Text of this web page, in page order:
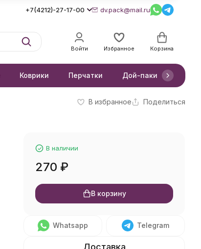
+7(4212)-27-17-00 dv.pack@mail.ru
Войти Избранное Корзина
Коврики Перчатки Дой-паки
В избранное Поделиться
В наличии
270 ₽
В корзину
Whatsapp Telegram